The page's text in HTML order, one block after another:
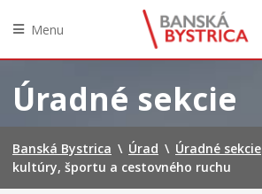
obsah
Menu
Úradné sekcie
Banská Bystrica \ Úrad \ Úradné sekcie
kultúry, športu a cestovného ruchu